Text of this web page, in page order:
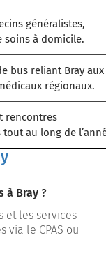
généralistes,
soins à domicile.
bus reliant Bray aux
régionaux.
rencontres
au long de
à Bray ?
et les services
via le CPAS ou